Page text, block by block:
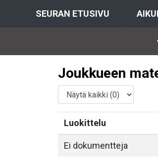
SEURAN ETUSIVU
Joukkueen
Luokittelu
Ei dokumentteja